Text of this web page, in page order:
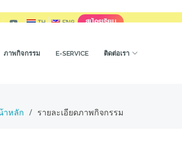
TH ENG สมัครเรียน
ภาพกิจกรรม E-SERVICE ติดต่อเรา
าหลัก รายละเอียดภาพกิจกรรม